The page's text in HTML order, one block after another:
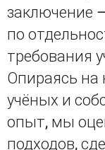
заключение
по
требования
Опираясь на
учёных и
опыт, мы
подходов,